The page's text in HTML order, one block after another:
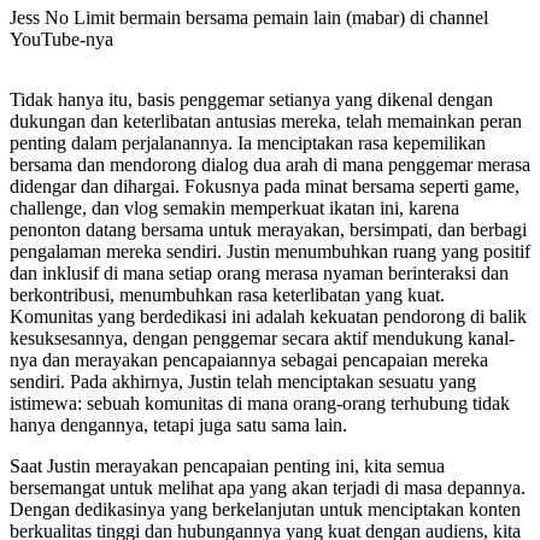
Jess No Limit bermain bersama pemain lain (mabar) di channel
YouTube-nya
Tidak hanya itu, basis penggemar setianya yang dikenal dengan
dukungan dan keterlibatan antusias mereka, telah memainkan peran
penting dalam perjalanannya. Ia menciptakan rasa kepemilikan
bersama dan mendorong dialog dua arah di mana penggemar merasa
didengar dan dihargai. Fokusnya pada minat bersama seperti game,
challenge, dan vlog semakin memperkuat ikatan ini, karena
penonton datang bersama untuk merayakan, bersimpati, dan berbagi
pengalaman mereka sendiri. Justin menumbuhkan ruang yang positif
dan inklusif di mana setiap orang merasa nyaman berinteraksi dan
berkontribusi, menumbuhkan rasa keterlibatan yang kuat.
Komunitas yang berdedikasi ini adalah kekuatan pendorong di balik
kesuksesannya, dengan penggemar secara aktif mendukung kanal-
nya dan merayakan pencapaiannya sebagai pencapaian mereka
sendiri. Pada akhirnya, Justin telah menciptakan sesuatu yang
istimewa: sebuah komunitas di mana orang-orang terhubung tidak
hanya dengannya, tetapi juga satu sama lain.
Saat Justin merayakan pencapaian penting ini, kita semua
bersemangat untuk melihat apa yang akan terjadi di masa depannya.
Dengan dedikasinya yang berkelanjutan untuk menciptakan konten
berkualitas tinggi dan hubungannya yang kuat dengan audiens, kita